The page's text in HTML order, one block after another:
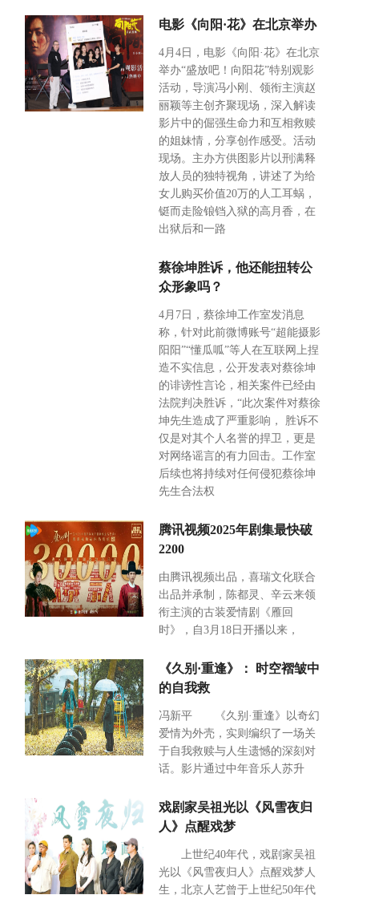
电影《向阳·花》在北京举办
4月4日，电影《向阳·花》在北京
举办“盛放吧！向阳花”特别观影
活动，导演冯小刚、领衔主演赵
丽颖等主创齐聚现场，深入解读
影片中的倔强生命力和互相救赎
的姐妹情，分享创作感受。活动
现场。主办方供图影片以刑满释
放人员的独特视角，讲述了为给
女儿购买价值20万的人工耳蜗，
铤而走险锒铛入狱的高月香，在
出狱后和一路
蔡徐坤胜诉，他还能扭转公
众形象吗？
4月7日，蔡徐坤工作室发消息
称，针对此前微博账号“超能摄影
阳阳”“懂瓜呱”等人在互联网上捏
造不实信息，公开发表对蔡徐坤
的诽谤性言论，相关案件已经由
法院判决胜诉，“此次案件对蔡徐
坤先生造成了严重影响， 胜诉不
仅是对其个人名誉的捍卫，更是
对网络谣言的有力回击。工作室
后续也将持续对任何侵犯蔡徐坤
先生合法权
腾讯视频2025年剧集最快破
2200
由腾讯视频出品，喜瑞文化联合
出品并承制，陈都灵、辛云来领
衔主演的古装爱情剧《雁回
时》，自3月18日开播以来，
《久别·重逢》： 时空褶皱中
的自我救
冯新平 《久别·重逢》以奇幻
爱情为外壳，实则编织了一场关
于自我救赎与人生遗憾的深刻对
话。影片通过中年音乐人苏升
戏剧家吴祖光以《风雪夜归
人》点醒戏梦
上世纪40年代，戏剧家吴祖
光以《风雪夜归人》点醒戏梦人
生，北京人艺曾于上世纪50年代